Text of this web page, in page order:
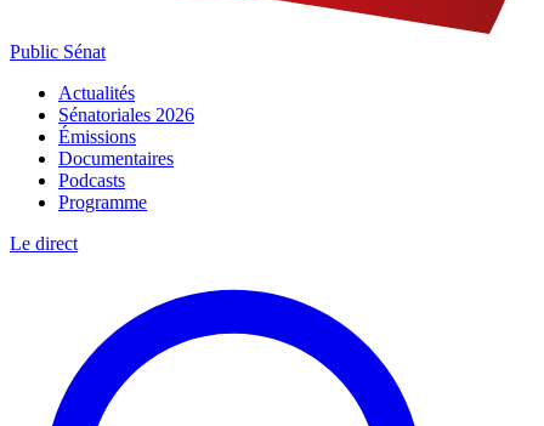
Public Sénat
Actualités
Sénatoriales 2026
Émissions
Documentaires
Podcasts
Programme
Le direct